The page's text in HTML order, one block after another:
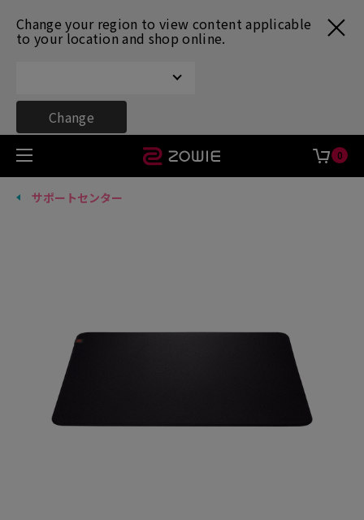
Change your region to view content applicable
to your location and shop online.
Change
0
サポートセンター